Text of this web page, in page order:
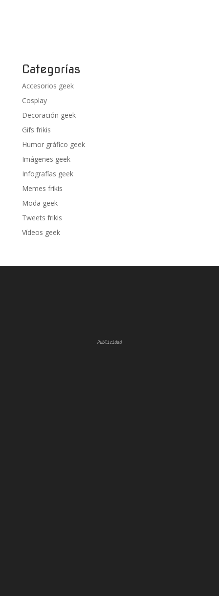
Categorías
Accesorios geek
Cosplay
Decoración geek
Gifs frikis
Humor gráfico geek
Imágenes geek
Infografías geek
Memes frikis
Moda geek
Tweets frikis
Vídeos geek
Publicidad